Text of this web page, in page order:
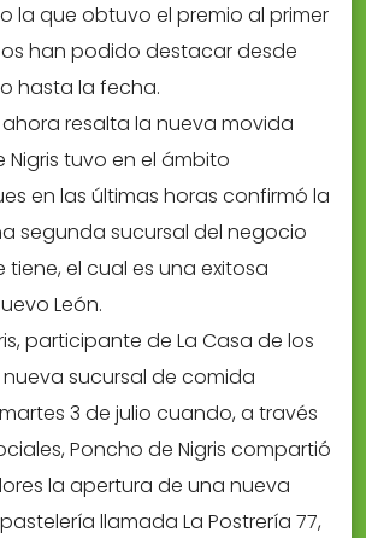
la que obtuvo el premio al primer
han podido destacar desde
hasta la fecha.
resalta la nueva movida
Nigris tuvo en el ámbito
en las últimas horas confirmó la
segunda sucursal del negocio
el cual es una exitosa
León.
participante de La Casa de los
sucursal de comida
3 de julio cuando, a través
Poncho de Nigris compartió
la apertura de una nueva
llamada La Postrería 77,